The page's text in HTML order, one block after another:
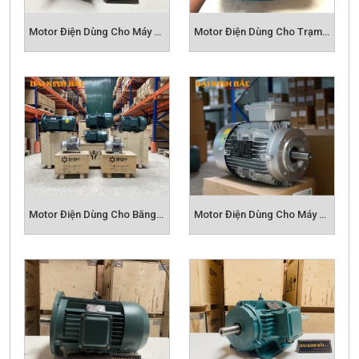
động ngoài trời tốt hơn k sợ bụi bẩn,
- Động cơ BGM với tiêu chuẩn hiệu suất IE2
Phần lớn trên thị trường Việt Nam hiện nay, các
dòng motor điện là hiệu suất IE1.Hiệu suất
IE2sẽ giúp người sử dụng tiết kiệm được chi
phí sử dụng điện hơn so với các loại motor điện
thông thường.
100% bằng đồng,được quấn bằng
hệ thống tự động hóa ưu việt giúp động cơ hoạt
- Hệ thốngBạc đạn(Vòng bi): NSK Nhật tinh
tế, cấu trúc bền vững theo thời gian.=> Tăng
tuổi thọ của motor, vận hành êm ái => Giảm chi
phí bảo hành, sửa chữa,...
Motor Điện Dùng Cho Máy Nghiền Đá Motor Điện Dùng Cho Trạm Trộn Bê Tông